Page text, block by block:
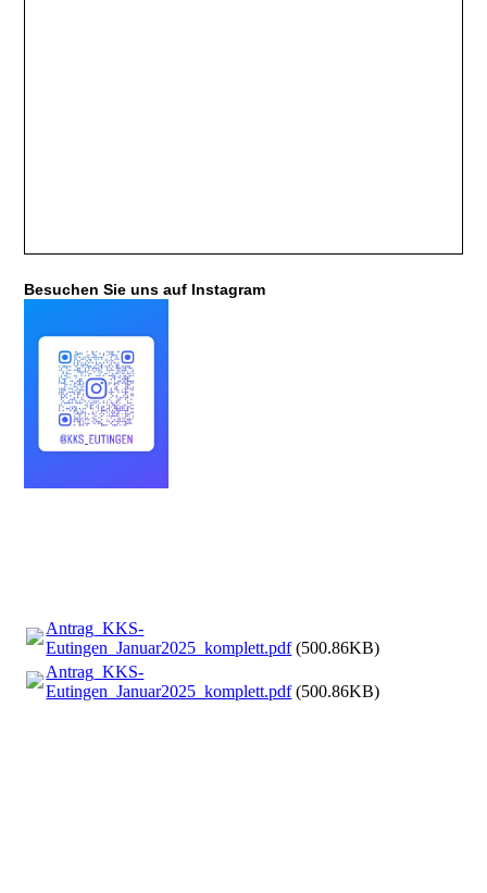
Besuchen Sie uns auf Instagram
Antrag_KKS-
Eutingen_Januar2025_komplett.pdf(500.86KB)
Antrag_KKS-
Eutingen_Januar2025_komplett.pdf(500.86KB)